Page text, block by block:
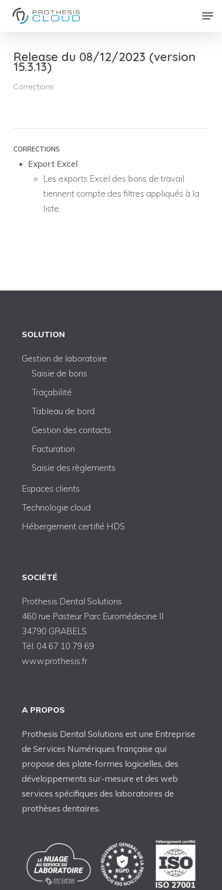
contentRelease du 08/12/2023 (version
15.3.13)
Corrections
CORRECTIONS
Export Excel
Les exports Excel des bons de travail
tiennent compte des filtres appliqués à la
liste.
SOLUTION
Gestion de laboratoire
Saisie de bons
Traçabilité
Tableau de bord
Gestion des contacts
Facturation
Saisie des règlements
Espaces clients
Technologie cloud
Hébergement certifié HDS
SOCIÉTÉ
Prothesis Dental Solutions
460 rue Pasteur Parc Euromédecine II
34790 GRABELS
Tél: 04 67 10 79 69
www.prothesis.fr
A PROPOS
Prothesis Dental Solutions est une Entreprise
de Services Numériques française qui
propose des plate-formes logicielles, des
développements sur-mesure et des web
services spécifiques des laboratoires de
prothèses dentaires.